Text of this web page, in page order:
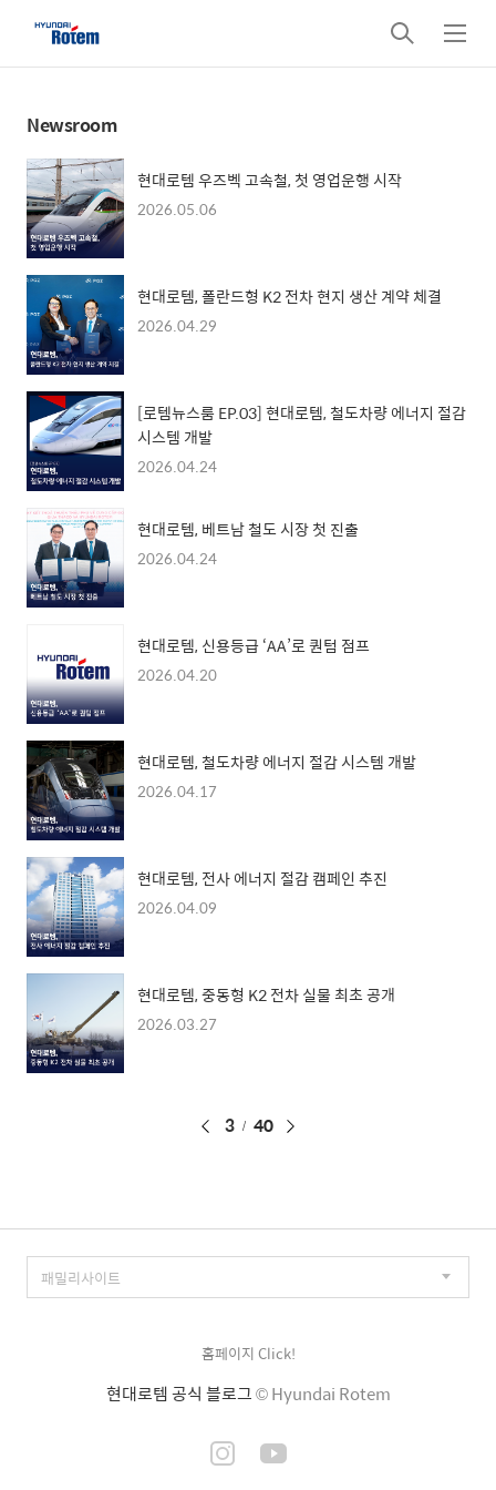
검
색
메
뉴
Newsroom
현대로템 우즈벡 고속철, 첫 영업운행 시작
2026.05.06
현대로템, 폴란드형 K2 전차 현지 생산 계약 체결
2026.04.29
[로템뉴스룸 EP.03] 현대로템, 철도차량 에너지 절감
시스템 개발
2026.04.24
현대로템, 베트남 철도 시장 첫 진출
2026.04.24
현대로템, 신용등급 ‘AA’로 퀀텀 점프
2026.04.20
현대로템, 철도차량 에너지 절감 시스템 개발
2026.04.17
현대로템, 전사 에너지 절감 캠페인 추진
2026.04.09
현대로템, 중동형 K2 전차 실물 최초 공개
2026.03.27
페
3 40
홈페이지 Click!
현대로템 공식 블로그© Hyundai Rotem